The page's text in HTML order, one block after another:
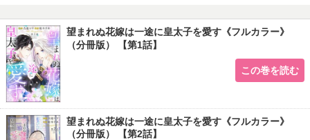
望まれぬ花嫁は一途に皇太子を愛す《フルカラー》
（分冊版） 【第1話】
この巻を読む
望まれぬ花嫁は一途に皇太子を愛す《フルカラー》
（分冊版） 【第2話】